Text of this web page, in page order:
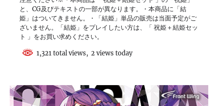
と、CG及びテキストの一部が異なります。・本商品に「結
姫」はついてきません。・「結姫」単品の販売は当面予定がご
ざいません。「結姫」をプレイしたい方は、「 祝姫＋結姫セッ
ト 」をお買い求めください。
1,321 total views, 2 views today